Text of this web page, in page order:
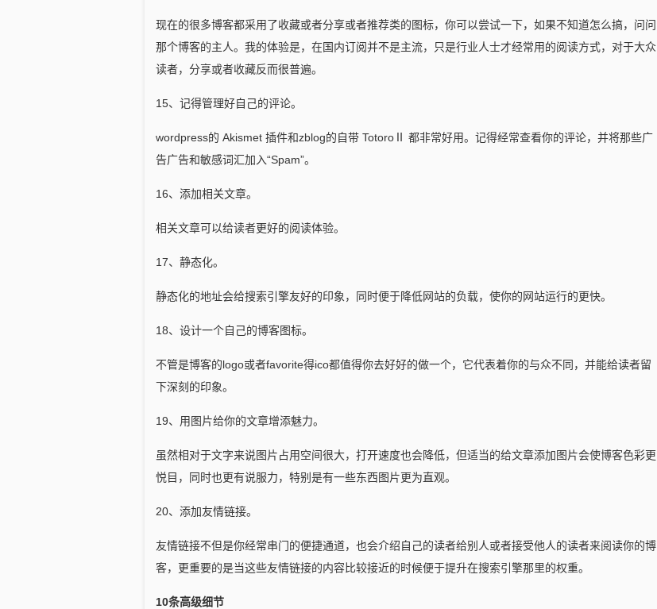
现在的很多博客都采用了收藏或者分享或者推荐类的图标，你可以尝试一下，如果不知道怎么搞，问问
那个博客的主人。我的体验是，在国内订阅并不是主流，只是行业人士才经常用的阅读方式，对于大众
读者，分享或者收藏反而很普遍。
15、记得管理好自己的评论。
wordpress的 Akismet 插件和zblog的自带 TotoroⅡ 都非常好用。记得经常查看你的评论，并将那些广
告广告和敏感词汇加入“Spam”。
16、添加相关文章。
相关文章可以给读者更好的阅读体验。
17、静态化。
静态化的地址会给搜索引擎友好的印象，同时便于降低网站的负载，使你的网站运行的更快。
18、设计一个自己的博客图标。
不管是博客的logo或者favorite得ico都值得你去好好的做一个，它代表着你的与众不同，并能给读者留
下深刻的印象。
19、用图片给你的文章增添魅力。
虽然相对于文字来说图片占用空间很大，打开速度也会降低，但适当的给文章添加图片会使博客色彩更
悦目，同时也更有说服力，特别是有一些东西图片更为直观。
20、添加友情链接。
友情链接不但是你经常串门的便捷通道，也会介绍自己的读者给别人或者接受他人的读者来阅读你的博
客，更重要的是当这些友情链接的内容比较接近的时候便于提升在搜索引擎那里的权重。
10条高级细节